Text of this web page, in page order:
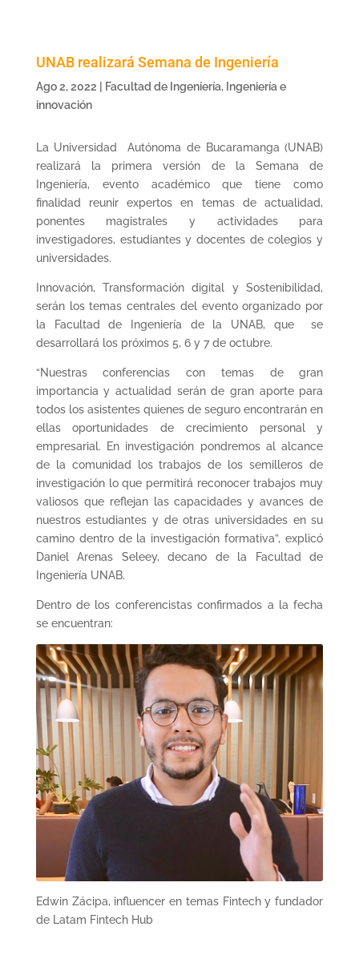
UNAB realizará Semana de Ingeniería
Ago 2, 2022 Facultad de Ingeniería, Ingeniería e
innovación
La Universidad Autónoma de Bucaramanga (UNAB)
realizará la primera versión de la Semana de
Ingeniería, evento académico que tiene como
finalidad reunir expertos en temas de actualidad,
ponentes magistrales y actividades para
investigadores, estudiantes y docentes de colegios y
universidades.
Innovación, Transformación digital y Sostenibilidad,
serán los temas centrales del evento organizado por
la Facultad de Ingeniería de la UNAB, que se
desarrollará los próximos 5, 6 y 7 de octubre.
“Nuestras conferencias con temas de gran
importancia y actualidad serán de gran aporte para
todos los asistentes quienes de seguro encontrarán en
ellas oportunidades de crecimiento personal y
empresarial. En investigación pondremos al alcance
de la comunidad los trabajos de los semilleros de
investigación lo que permitirá reconocer trabajos muy
valiosos que reflejan las capacidades y avances de
nuestros estudiantes y de otras universidades en su
camino dentro de la investigación formativa”, explicó
Daniel Arenas Seleey, decano de la Facultad de
Ingeniería UNAB.
Dentro de los conferencistas confirmados a la fecha
se encuentran:
Edwin Zácipa, influencer en temas Fintech y fundador
de Latam Fintech Hub